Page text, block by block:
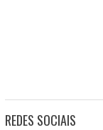
REDES SOCIAIS